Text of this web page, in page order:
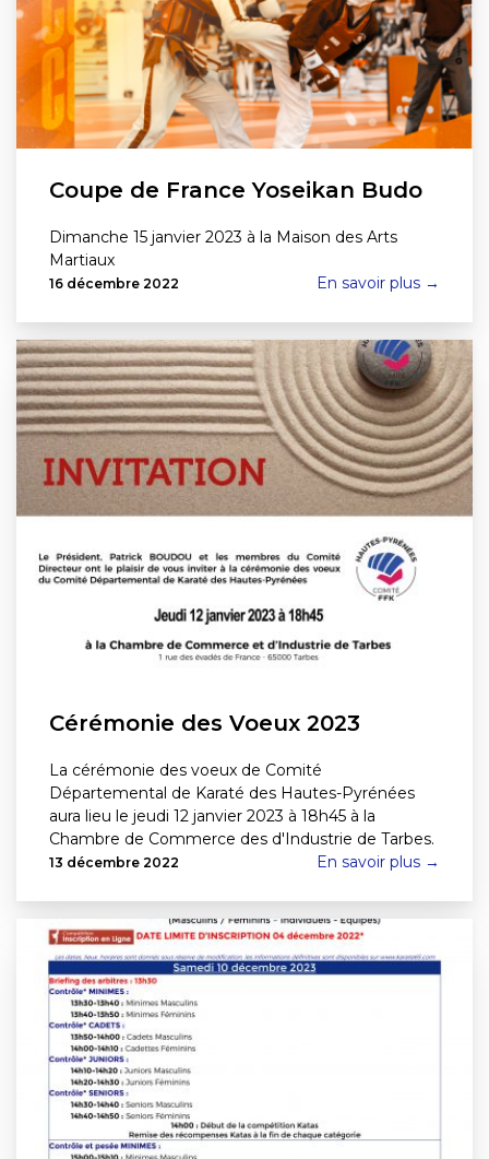
Coupe de France Yoseikan Budo
Dimanche 15 janvier 2023 à la Maison des Arts
Martiaux
16 décembre 2022 En savoir plus →
Cérémonie des Voeux 2023
La cérémonie des voeux de Comité
Départemental de Karaté des Hautes-Pyrénées
aura lieu le jeudi 12 janvier 2023 à 18h45 à la
Chambre de Commerce des d'Industrie de Tarbes.
13 décembre 2022 En savoir plus →